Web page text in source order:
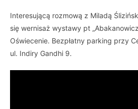
Interesującą rozmową z Miladą
się wernisaż wystawy pt
Oświecenie. Bezpłatny parking przy
ul. Indiry Gandhi 9.